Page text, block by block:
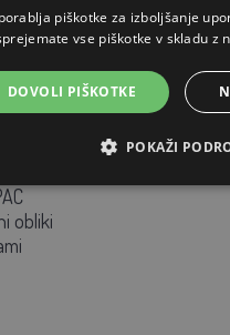
ovce. Lahko se da tudi
obliki
piškotke za izboljšanje
vse piškotke v skladu z
DOVOLI PIŠKOTKE
POKAŽI